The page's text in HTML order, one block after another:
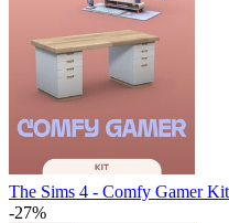
The Sims 4 - Comfy Gamer Kit
-27%